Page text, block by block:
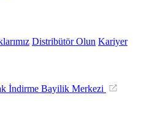
Distribütör Olun Kariyer
İndirme Bayilik Merkezi